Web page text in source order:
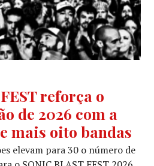
reforça o
de 2026 com a
mais oito bandas
elevam para 30 o número de